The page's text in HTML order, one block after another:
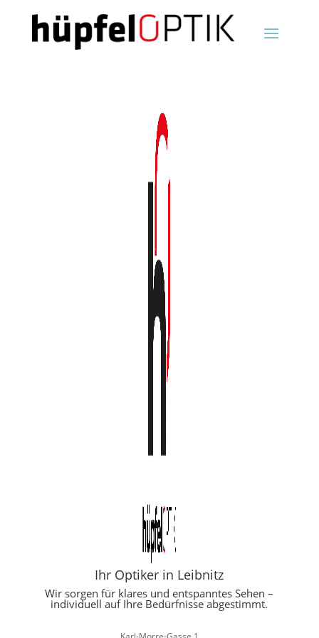
Ihr Optiker in Leibnitz
Wir sorgen für klares und entspanntes Sehen –
individuell auf Ihre Bedürfnisse abgestimmt.